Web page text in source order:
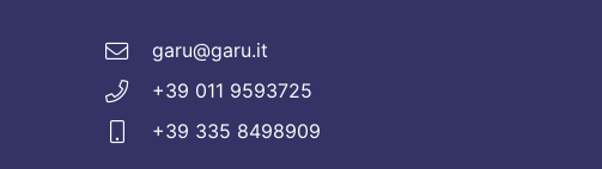
garu@garu.it
+39 011 9593725
+39 335 8498909